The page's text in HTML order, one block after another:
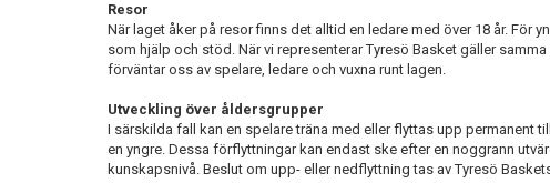
Resor
När laget åker på resor finns det alltid en ledare med över 18 år. För
som hjälp och stöd. När vi representerar Tyresö Basket gäller
förväntar oss av spelare, ledare och vuxna runt lagen.
Utveckling över åldersgrupper
I särskilda fall kan en spelare träna med eller flyttas upp permanent
en yngre. Dessa förflyttningar kan endast ske efter en noggrann
kunskapsnivå. Beslut om upp- eller nedflyttning tas av Tyresö